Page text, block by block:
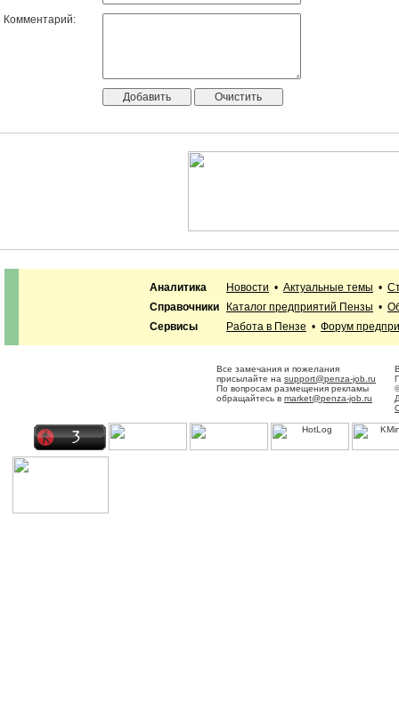
Комментарий:
Аналитика Новости • Актуальные темы •
Справочники
Каталог предприятий Пензы •
Сервисы
Работа в Пензе • Форум
Все замечания и пожелания
присылайте на support@penza-job.ru
По вопросам размещения рекламы
обращайтесь в market@penza-job.ru